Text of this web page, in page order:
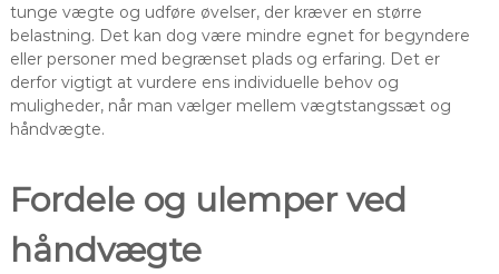
tunge vægte og udføre øvelser, der kræver en større
belastning. Det kan dog være mindre egnet for begyndere
eller personer med begrænset plads og erfaring. Det er
derfor vigtigt at vurdere ens individuelle behov og
muligheder, når man vælger mellem vægtstangssæt og
håndvægte.
Fordele og ulemper ved
håndvægte